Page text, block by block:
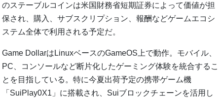
のステーブルコインは米国財務省短期証券によって価値が担
保され、購入、サブスクリプション、報酬などゲームエコシ
ステム全体で利用される予定だ。
Game DollarはLinuxベースのGameOS上で動作。モバイル、
PC、コンソールなど断片化したゲーミング体験を統合するこ
とを目指している。特に今夏出荷予定の携帯ゲーム機
「SuiPlay0X1」に搭載され、Suiブロックチェーンを活用し